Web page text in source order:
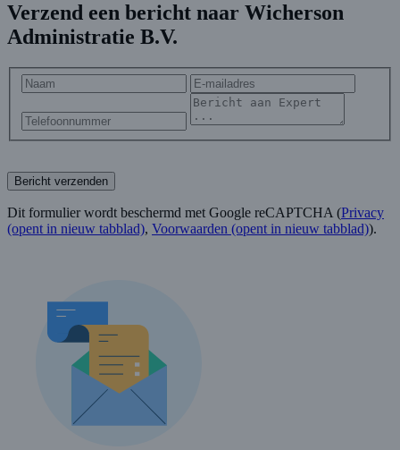
Verzend een bericht naar Wicherson
Administratie B.V.
Bericht verzenden
Dit formulier wordt beschermd met Google reCAPTCHA (Privacy
(opent in nieuw tabblad), Voorwaarden (opent in nieuw tabblad)).